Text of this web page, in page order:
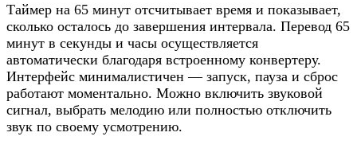
Таймер на 65 минут отсчитывает время и показывает,
сколько осталось до завершения интервала. Перевод 65
минут в секунды и часы осуществляется
автоматически благодаря встроенному конвертеру.
Интерфейс минималистичен — запуск, пауза и сброс
работают моментально. Можно включить звуковой
сигнал, выбрать мелодию или полностью отключить
звук по своему усмотрению.